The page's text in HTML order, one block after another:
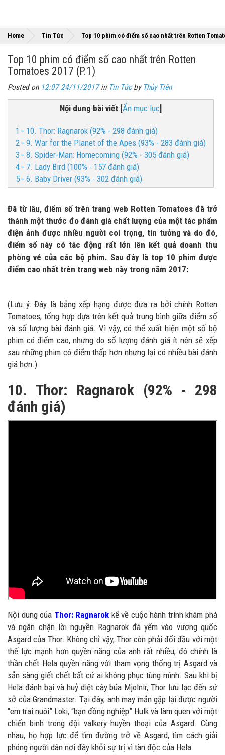
Home Tin Tức Top 10 phim có điểm số cao nhất trên Rotten
Top 10 phim có điểm số cao nhất trên Rotten
Tomatoes 2017 (P.1)
Posted on 12:07 24/11/2017in Tin Tứcby Thủy Tiên
Nội dung bài viết [Ẩn mục lục]
1 - 10. Thor: Ragnarok (92% - 298 đánh giá)
2 - 9. War for the Planet of the Apes (93% - 283 đánh giá)
3 - 8. Spider-Man: Homecoming (92% - 305 đánh giá)
4 - 7. Lady Bird (100% - 157 đánh giá)
5 - 6. Baby Driver (93% - 302 đánh giá)
Đã từ lâu, điểm số trên trang web Rotten Tomatoes đã trở
thành một thước đo đánh giá chất lượng của một tác phẩm
điện ảnh được nhiều người coi trọng, tin tưởng và do đó,
điểm số này có tác động rất lớn lên kết quả doanh thu
phòng vé của các bộ phim. Sau đây là top 10 phim được
điểm cao nhất trên trang web này trong năm 2017:
(Lưu ý: Đây là bảng xếp hạng được đưa ra bởi chính Rotten
Tomatoes, tổng hợp dựa trên kết quả trung bình giữa điểm số
và số lượng bài đánh giá. Vì vậy, có thể xuất hiện một số bộ
phim có điểm cao, nhưng do số lượng đánh giá ít nên sẽ xếp
sau những phim có điểm thấp hơn nhưng lại có nhiều bài đánh
giá hơn.)
10. Thor: Ragnarok (92% - 298
đánh giá)
Nội dung của Thor: Ragnarok kể về cuộc hành trình khám phá
và ngăn chặn lời nguyền Ragnarok đã yểm vào vương quốc
Asgard của Thor. Không chỉ vậy, Thor còn phải đối đầu với một
thế lực mạnh hơn quyền năng của anh rất nhiều, đó chính là
thần chết Hela quyền năng với tham vọng thống trị Asgard và
sẵn sàng giết chết bất cứ ai không phục tùng mình. Sau khi bị
Hela đánh bại và huỷ diệt cây búa Mjolnir, Thor lưu lạc đến sứ
sở của Grandmaster. Tại đây, anh may mắn gặp lại được người
“em trai nuôi” Loki, “bạn đồng nghiệp” Hulk và làm quen với một
chiến binh trong đội valkery huyền thoại của Asgard. Cùng
nhau, họ hợp lực để tìm đường trở về Asgard, tìm cách giải
phóng người dân nơi đây khỏi sự trị vì tàn độc của Hela.